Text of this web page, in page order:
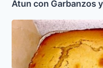
Atun con Garbanzos
Torta
(Leicaj)